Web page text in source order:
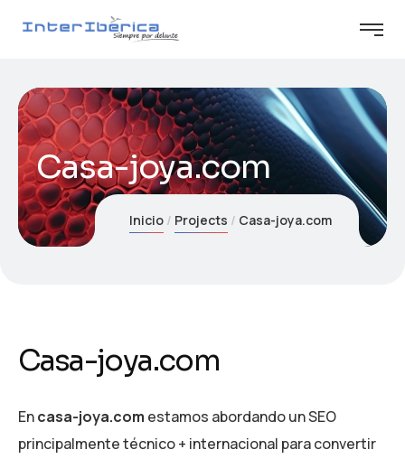
Casa-joya.com
Inicio Projects Casa-joya.com
Casa-joya.com
Encasa-joya.com estamos abordando un SEO
principalmente técnico + internacional para convertir